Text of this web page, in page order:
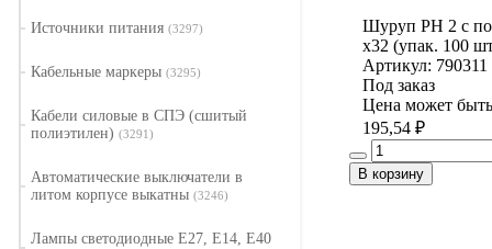
Источники питания (3297)
Кабельные маркеры (3295)
Кабели силовые в СПЭ (сшитый
полиэтилен) (3291)
Автоматические выключатели в
литом корпусе выкатны (3246)
Лампы светодиодные E27, E14, E40
Шуруп PH 2 с
х32 (упак. 100
Артикул: 790311
Под заказ
Цена может
195,54 ₽
В корзину